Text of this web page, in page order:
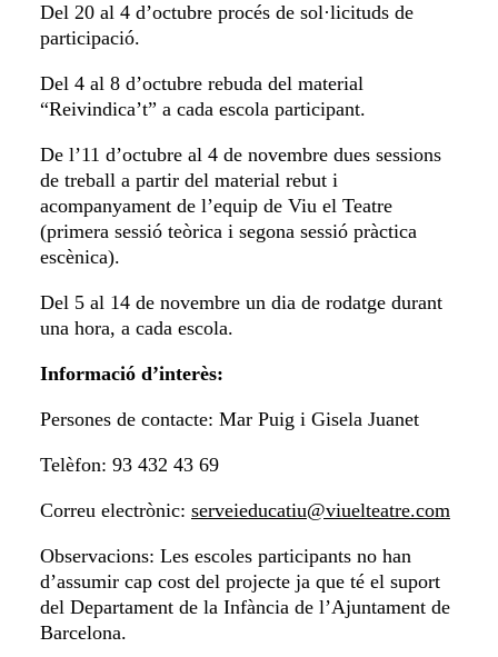
Del 20 al 4 d’octubre procés de sol·licituds de
participació.
Del 4 al 8 d’octubre rebuda del material
“Reivindica’t” a cada escola participant.
De l’11 d’octubre al 4 de novembre dues sessions
de treball a partir del material rebut i
acompanyament de l’equip de Viu el Teatre
(primera sessió teòrica i segona sessió pràctica
escènica).
Del 5 al 14 de novembre un dia de rodatge durant
una hora, a cada escola.
Informació d’interès:
Persones de contacte: Mar Puig i Gisela Juanet
Telèfon: 93 432 43 69
Correu electrònic: serveieducatiu@viuelteatre.com
Observacions: Les escoles participants no han
d’assumir cap cost del projecte ja que té el suport
del Departament de la Infància de l’Ajuntament de
Barcelona.